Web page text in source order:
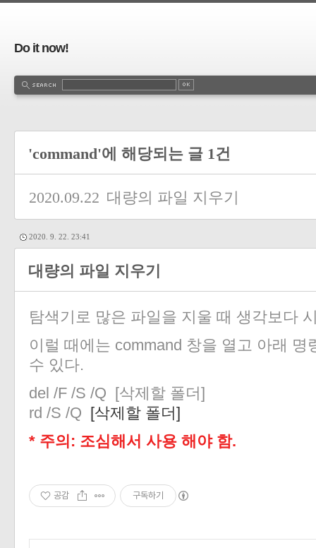
Do it now!
'command'에 해당되는 글 1건
2020.09.22 대량의 파일 지우기
2020. 9. 22. 23:41
대량의 파일 지우기
탐색기로 많은 파일을 지울 때 생각보다
이럴 때에는 command 창을 열고 아래
수 있다.
del /F /S /Q [삭제할 폴더]
rd /S /Q [삭제할 폴더]
* 주의: 조심해서 사용 해야 함.
공감 구독하기